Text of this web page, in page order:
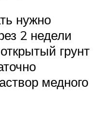
нужно
2 недели
грунт
медного